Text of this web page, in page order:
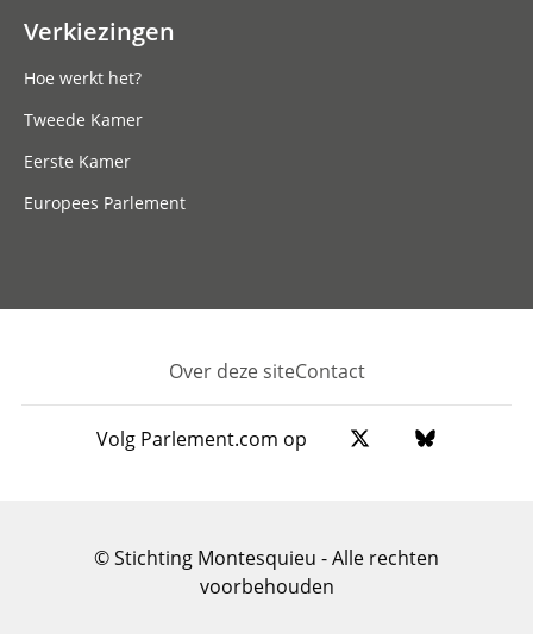
Verkiezingen
Hoe werkt het?
Tweede Kamer
Eerste Kamer
Europees Parlement
Footer
Over deze siteContact
Volg Parlement.com op
© Stichting Montesquieu - Alle rechten
voorbehouden